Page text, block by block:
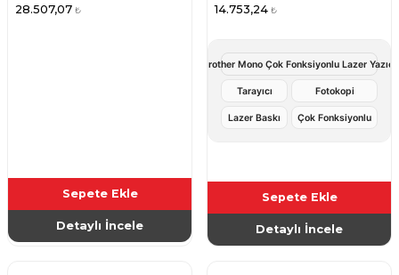
28.507,07 ₺
Sepete Ekle
Detaylı İncele
14.753,24 ₺
Brother Mono Çok Fonksiyonlu Lazer Yazıcı
Tarayıcı Fotokopi
Lazer Baskı Çok Fonksiyonlu
Sepete Ekle
Detaylı İncele